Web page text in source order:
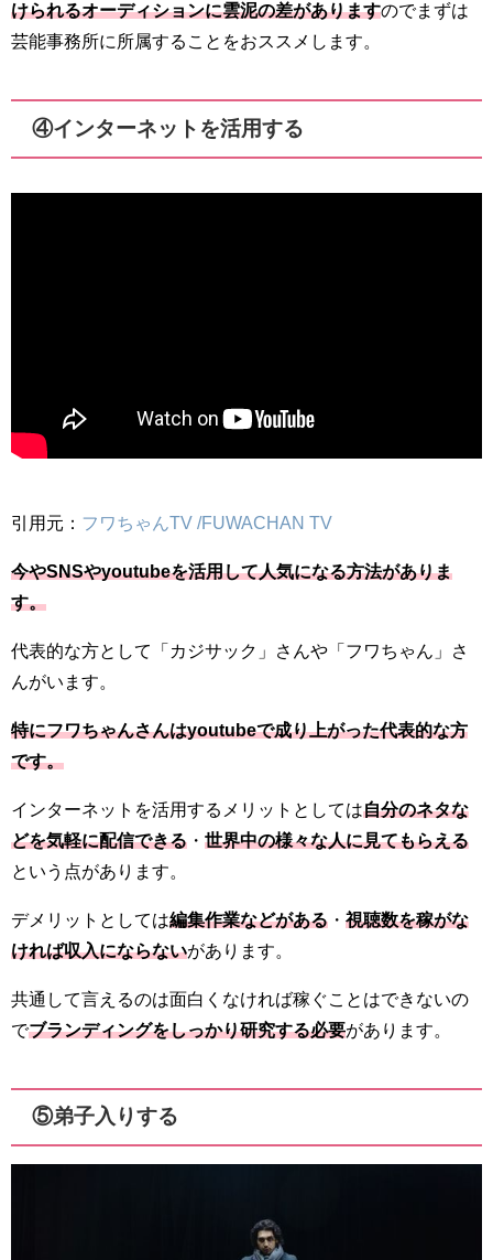
けられるオーディションに雲泥の差がありますのでまずは
芸能事務所に所属することをおススメします。
④インターネットを活用する
引用元： フワちゃんTV /FUWACHAN TV
今やSNSやyoutubeを活用して人気になる方法がありま
す。
代表的な方として「カジサック」さんや「フワちゃん」さ
んがいます。
特にフワちゃんさんはyoutubeで成り上がった代表的な方
です。
インターネットを活用するメリットとしては自分のネタな
どを気軽に配信できる ・ 世界中の様々な人に見てもらえる
という点があります。
デメリットとしては編集作業などがある ・ 視聴数を稼がな
ければ収入にならないがあります。
共通して言えるのは面白くなければ稼ぐことはできないの
でブランディングをしっかり研究する必要があります。
⑤弟子入りする